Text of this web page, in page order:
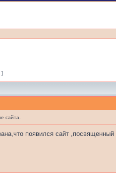
]
сайта.
появился сайт